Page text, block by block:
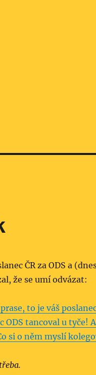
ČR za ODS a
že se umí odvázat:
to je váš
ODS tancoval u tyče!
si o něm myslí